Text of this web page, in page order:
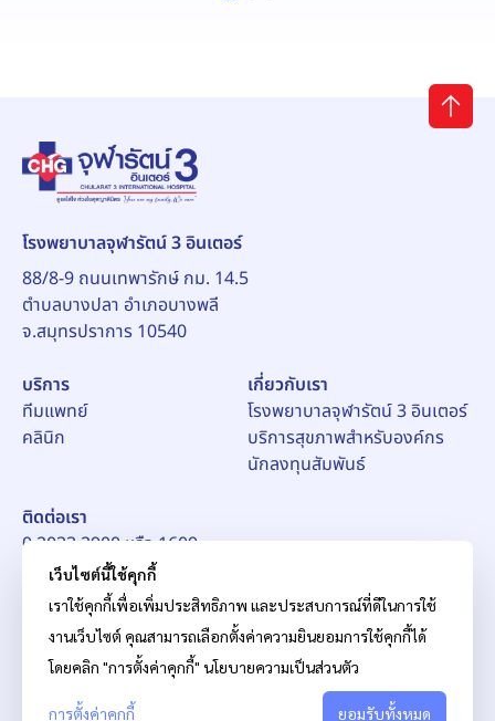
โรงพยาบาลจุฬารัตน์ 3 อินเตอร์
88/8-9 ถนนเทพารักษ์ กม. 14.5
ตำบลบางปลา อำเภอบางพลี
จ.สมุทรปราการ 10540
บริการ
ทีมแพทย์
คลินิก
เกี่ยวกับเรา
โรงพยาบาลจุฬารัตน์ 3 อินเตอร์
บริการสุขภาพสำหรับองค์กร
นักลงทุนสัมพันธ์
ติดต่อเรา
0 2033 2900 หรือ 1609
อีเมล์:pr_ch3@chularat.com
© สงวนลิขสิทธิ์ บริษัท โรงพยาบาลจุฬารัตน์ จำกัด (มหาชน)
เว็บไซต์นี้ใช้คุกกี้
เราใช้คุกกี้เพื่อเพิ่มประสิทธิภาพ และประสบการณ์ที่ดีในการใช้
งานเว็บไซต์ คุณสามารถเลือกตั้งค่าความยินยอมการใช้คุกกี้ได้
โดยคลิก "การตั้งค่าคุกกี้" นโยบายความเป็นส่วนตัว
การตั้งค่าคุกกี้ ยอมรับทั้งหมด